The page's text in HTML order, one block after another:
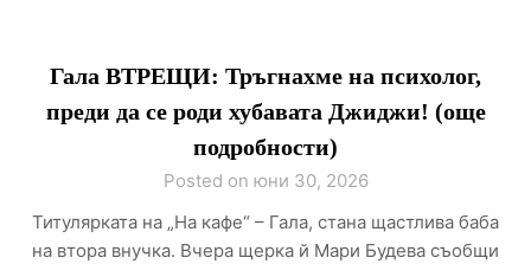
Гала ВТРЕЩИ: Тръгнахме на психолог,
преди да се роди хубавата Джиджи! (още
подробности)
Posted on юни 30, 2026
Титулярката на „На кафе“ – Гала, стана щастлива баба
на втора внучка. Вчера щерка й Мари Будева съобщи